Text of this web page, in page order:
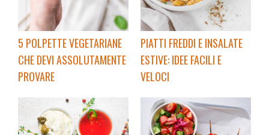
5 POLPETTE VEGETARIANE
CHE DEVI ASSOLUTAMENTE
PROVARE
PIATTI FREDDI E INSALATE
ESTIVE: IDEE FACILI E
VELOCI